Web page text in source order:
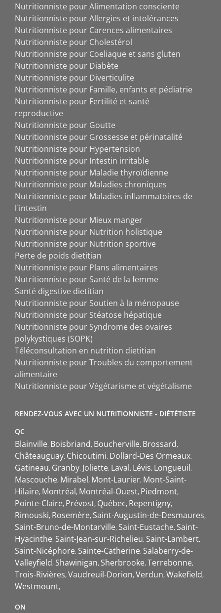
Nutritionniste pour Alimentation consciente
Nutritionniste pour Allergies et intolérances
Nutritionniste pour Carences alimentaires
Nutritionniste pour Cholestérol
Nutritionniste pour Coeliaque et sans gluten
Nutritionniste pour Diabète
Nutritionniste pour Diverticulite
Nutritionniste pour Famille, enfants et pédiatrie
Nutritionniste pour Fertilité et santé
reproductive
Nutritionniste pour Goutte
Nutritionniste pour Grossesse et périnatalité
Nutritionniste pour Hypertension
Nutritionniste pour Intestin irritable
Nutritionniste pour Maladie thyroïdienne
Nutritionniste pour Maladies chroniques
Nutritionniste pour Maladies inflammatoires de
l`intestin
Nutritionniste pour Mieux manger
Nutritionniste pour Nutrition holistique
Nutritionniste pour Nutrition sportive
Perte de poids dietitian
Nutritionniste pour Plans alimentaires
Nutritionniste pour Santé de la femme
Santé digestive dietitian
Nutritionniste pour Soutien à la ménopause
Nutritionniste pour Stéatose hépatique
Nutritionniste pour Syndrome des ovaires
polykystiques (SOPK)
Téléconsultation en nutrition dietitian
Nutritionniste pour Troubles du comportement
alimentaire
Nutritionniste pour Végétarisme et végétalisme
RENDEZ-VOUS AVEC UN NUTRITIONNISTE - DIÉTÉTISTE
QC
Blainville Boisbriand Boucherville Brossard
Châteauguay Chicoutimi Dollard-Des Ormeaux
Gatineau Granby Joliette Laval Lévis Longueuil
Mascouche Mirabel Mont-Laurier Mont-Saint-
Hilaire Montréal Montréal-Ouest Piedmont
Pointe-Claire Prévost Québec Repentigny
Rimouski Rosemère Saint-Augustin-de-Desmaures
Saint-Bruno-de-Montarville Saint-Eustache Saint-
Hyacinthe Saint-Jean-sur-Richelieu Saint-Lambert
Saint-Nicéphore Sainte-Catherine Salaberry-de-
Valleyfield Shawinigan Sherbrooke Terrebonne
Trois-Rivières Vaudreuil-Dorion Verdun Wakefield
Westmount
ON